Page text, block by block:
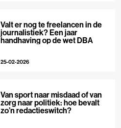
Valt er nog te freelancen in de
journalistiek? Een jaar
handhaving op de wet DBA
25-02-2026
Van sport naar misdaad of van
zorg naar politiek: hoe bevalt
zo’n redactieswitch?